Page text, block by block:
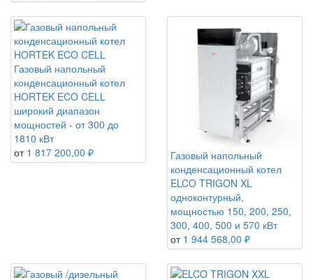
Газовый напольный
конденсационный котел
HORTEK ECO CELL
широкий диапазон
мощностей - от 300 до
1810 кВт
от 1 817 200,00 ₽
Газовый напольный
конденсационный котел
ELCO TRIGON XL
одноконтурный,
мощностью 150, 200, 250,
300, 400, 500 и 570 кВт
от 1 944 568,00 ₽